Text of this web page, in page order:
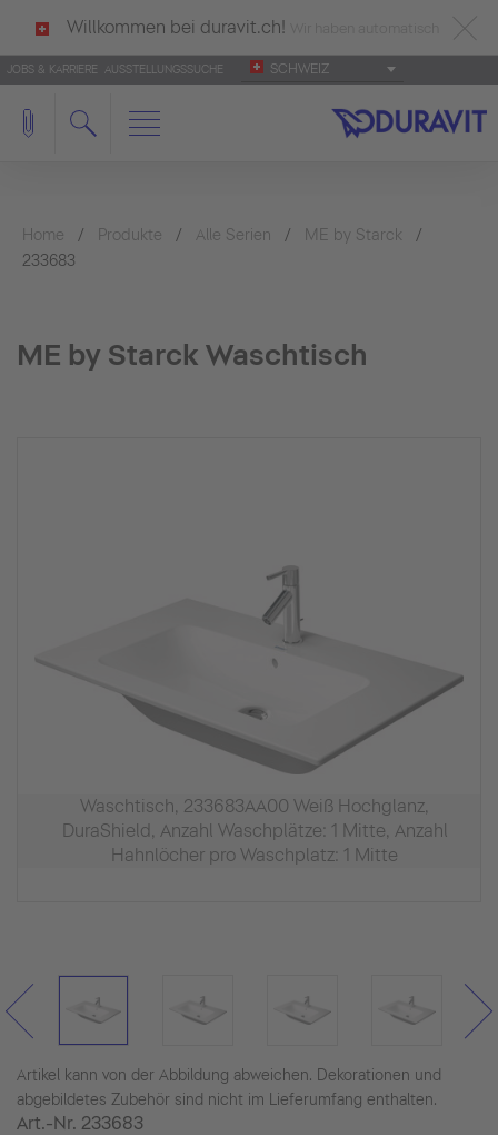
Willkommen bei duravit.ch!
deutsch als Ihre Sprache erkannt.
Français Italiano
JOBS & KARRIERE AUSSTELLUNGSSUCHE SCHWEIZ
Home Produkte Alle Serien
ME by Starck
233683
ME by Starck Waschtisch
Waschtisch, 233683AA00 Weiß Hochglanz,
DuraShield, Anzahl Waschplätze: 1 Mitte, Anzahl
Hahnlöcher pro Waschplatz: 1 Mitte
Artikel kann von der Abbildung abweichen. Dekorationen und
abgebildetes Zubehör sind nicht im Lieferumfang enthalten.
Art.-Nr. 233683